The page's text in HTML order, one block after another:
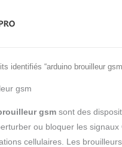
identifiés “arduino brouilleur
gsm
gsm sont des
ou bloquer les signaux
cellulaires. Les